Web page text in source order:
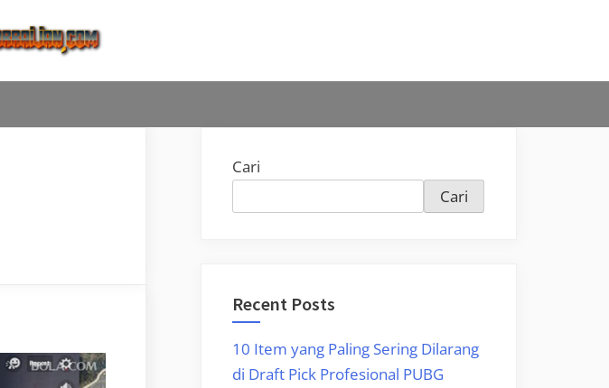
Cari
Cari
Recent Posts
10 Item yang Paling Sering Dilarang
di Draft Pick Profesional PUBG